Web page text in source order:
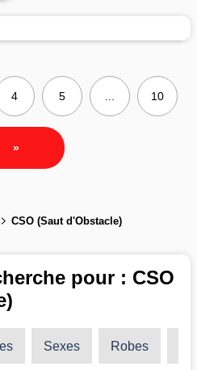
4 5 10
»
CSO (Saut d'Obstacle)
pour : CSO
Sexes Robes